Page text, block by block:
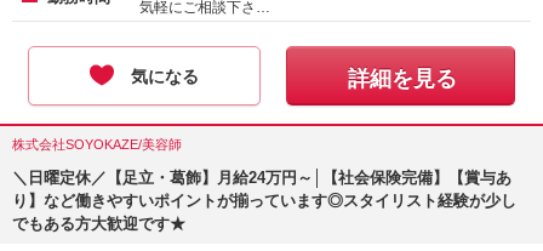
気軽にご相談下さ…
気になる 詳細を見る
株式会社SOYOKAZE/美容師
＼日曜定休／【足立・葛飾】月給24万円～│【社会保険完備】【賞与あ
り】など働きやすいポイントが揃っています◎スタイリスト経験が少し
でもある方大歓迎です★